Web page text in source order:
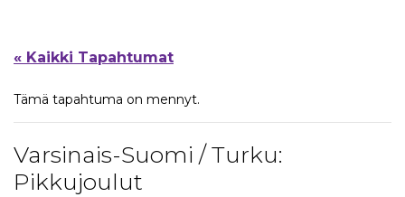
« Kaikki Tapahtumat
Tämä tapahtuma on mennyt.
Varsinais-Suomi / Turku:
Pikkujoulut